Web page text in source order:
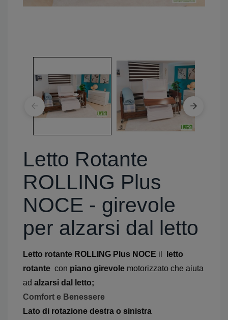
Letto Rotante
ROLLING Plus
NOCE - girevole
per alzarsi dal letto
Letto rotante ROLLING Plus NOCE il
letto
rotante con piano girevole motorizzato che aiuta
ad alzarsi dal letto;
Comfort e Benessere
Lato di rotazione destra o sinistra